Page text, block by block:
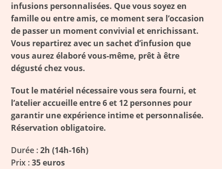
infusions personnalisées. Que vous soyez en
famille ou entre amis, ce moment sera l’occasion
de passer un moment convivial et enrichissant.
Vous repartirez avec un sachet d’infusion que
vous aurez élaboré vous-même, prêt à être
dégusté chez vous.
Tout le matériel nécessaire vous sera fourni, et
l’atelier accueille entre 6 et 12 personnes pour
garantir une expérience intime et personnalisée.
Réservation obligatoire.
Durée :2h (14h-16h)
Prix :35 euros